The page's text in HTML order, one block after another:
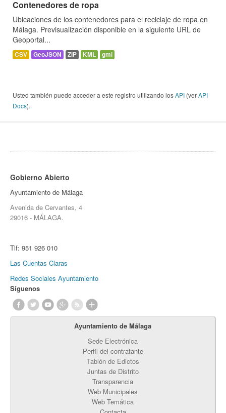
Contenedores de ropa
Ubicaciones de los contenedores para el reciclaje de ropa en
Málaga. Previsualización disponible en la siguiente URL de
Geoportal...
CSV GeoJSON ZIP KML gml
Usted también puede acceder a este registro utilizando losAPI (verAPI
Docs).
Gobierno Abierto
Ayuntamiento de Málaga
Avenida de Cervantes, 4
29016 - MÁLAGA.
Tlf: 951 926 010
Las Cuentas Claras
Redes Sociales Ayuntamiento
Síguenos
Ayuntamiento de Málaga
Sede Electrónica
Perfil del contratante
Tablón de Edictos
Juntas de Distrito
Transparencia
Web Municipales
Web Temática